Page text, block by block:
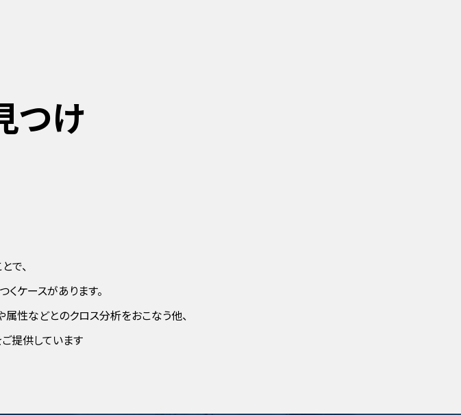
つけ
で、
ケースがあります。
属性などとのクロス分析をおこなう他、
提供しています